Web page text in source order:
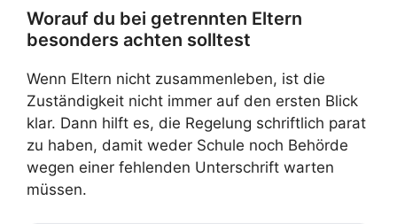
Worauf du bei getrennten Eltern
besonders achten solltest
Wenn Eltern nicht zusammenleben, ist die
Zuständigkeit nicht immer auf den ersten Blick
klar. Dann hilft es, die Regelung schriftlich parat
zu haben, damit weder Schule noch Behörde
wegen einer fehlenden Unterschrift warten
müssen.